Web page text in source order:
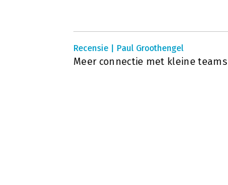
Recensie | Paul Groothengel
Meer connectie met kleine teams